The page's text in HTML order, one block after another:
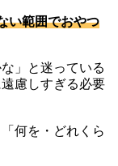
い範囲でおやつ
」と迷っている
慮しすぎる必要
何を・どれくら